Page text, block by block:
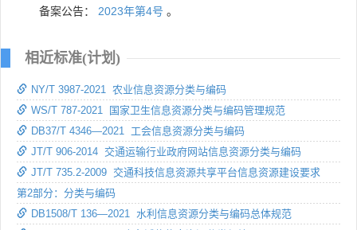
备案公告： 2023年第4号 。
相近标准(计划)
NY/T 3987-2021 农业信息资源分类与编码
WS/T 787-2021 国家卫生信息资源分类与编码管理规范
DB37/T 4346—2021 工会信息资源分类与编码
JT/T 906-2014 交通运输行业政府网站信息资源分类与编码
JT/T 735.2-2009 交通科技信息资源共享平台信息资源建设要求
第2部分：分类与编码
DB1508/T 136—2021 水利信息资源分类与编码总体规范